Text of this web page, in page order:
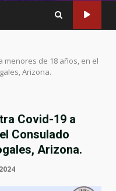
menores de 18 años, en el
Arizona.
Covid-19 a
Consulado
Arizona.